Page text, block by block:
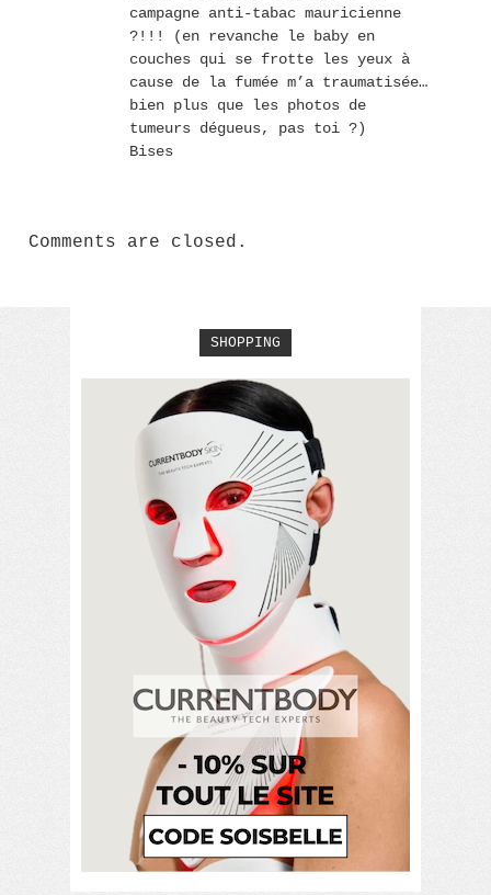
campagne anti-tabac mauricienne
?!!! (en revanche le baby en
couches qui se frotte les yeux à
cause de la fumée m’a traumatisée…
bien plus que les photos de
tumeurs dégueus, pas toi ?)
Bises
Comments are closed.
SHOPPING